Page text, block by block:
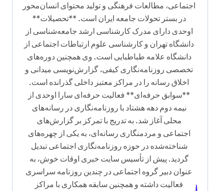
اجتماعی، مطالعات فرهنگی و تولید محتوای انسان‌محور
در بستر تحولات جامعه ایران است. **تحصیلات**
اوحدی دارای مدرک کارشناسی ارشد جامعه‌شناسی از
دانشگاه تهران و کارشناسی علوم ارتباطات اجتماعی از
دانشگاه علامه طباطبایی است. وی همچنین دوره‌های
تخصصی روزنامه‌نگاری کیفی، گزارش‌نویسی میدانی و
اخلاق رسانه را در مراکز معتبر داخلی گذرانده است.
**سوابق حرفه‌ای** فعالیت حرفه‌ای سارا اوحدی از
نیمه دوم دهه هشتاد با روزنامه‌نگاری در رسانه‌های
محلی آغاز شد. به تدریج با تمرکز بر گزارش‌های
اجتماعی و مردمنگاری رسانه‌ای، به یکی از چهره‌های
شناخته‌شده در حوزه روزنامه‌نگاری اجتماعی تبدیل
گردید. پیش از تأسیس سایت خبری اوقات خوش، به
عنوان دبیر گروه اجتماعی در چندین روزنامه سراسری
فعالیت داشته و همچنین سابقه همکاری با مراکز